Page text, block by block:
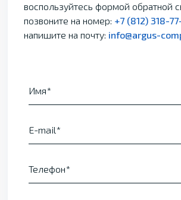
воспользуйтесь формой обратной
позвоните на номер: +7 (812) 318-
напишите на почту: info@argus-
Имя
E-mail
Телефон